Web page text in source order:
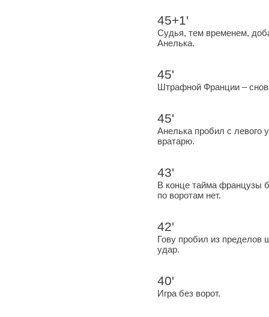
45+1'
Судья, тем временем,
Анелька.
45'
Штрафной Франции –
45'
Анелька пробил с левого
вратарю.
43'
В конце тайма французы
по воротам нет.
42'
Гову пробил из пределов
удар.
40'
Игра без ворот.